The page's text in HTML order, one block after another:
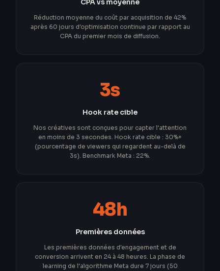
CPA vs moyenne
Réduction moyenne du coût par acquisition de 42%
après 60 jours d'optimisation continue par rapport au
CPA du premier mois de diffusion.
3s
Hook rate cible
Nos créatives sont conçues pour capter l'attention
en moins de 3 secondes. Hook rate cible : 30%+
(pourcentage de viewers qui regardent au-delà de
3s). Benchmark Meta : 22%.
48h
Premières données
Les premières données d'engagement et de
conversion arrivent en 24 à 48 heures. La phase de
learning de l'algorithme Meta dure 7 jours (50